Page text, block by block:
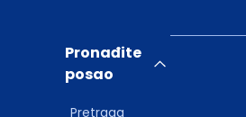
Pronađite
posao
Pretraga